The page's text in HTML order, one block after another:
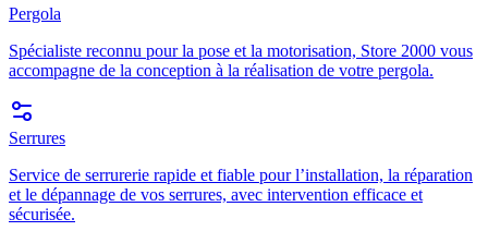
Pergola
Spécialiste reconnu pour la pose et la motorisation, Store 2000 vous
accompagne de la conception à la réalisation de votre pergola.
Serrures
Service de serrurerie rapide et fiable pour l’installation, la réparation
et le dépannage de vos serrures, avec intervention efficace et
sécurisée.